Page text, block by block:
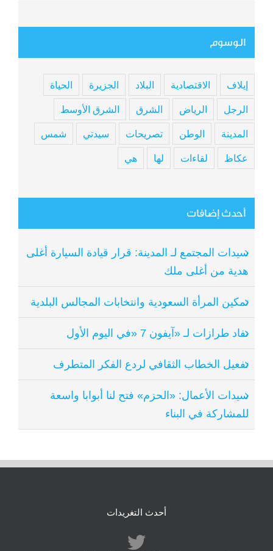
الوسوم
إيلاف الاقتصادية البلاد الجزيرة الحياة
الرجل الرياض الشرق الشرق الأوسط
المدينة الوطن تصريحات سيدتي شمس
عكاظ لقاءات لها هي
أحدث إضافات
سيدات المجتمع لـ المدينة: قرار قيادة السيارة أغلى
هدية من أغلى ملك
تمكين المرأة السعودية وانتخابات المجالس البلدية
نفاد طرازات لـ «آيفون 7 «في اليوم الأول
تفعيل الخطاب الثقافي لردع الفكر المتطرف
سيدات الأعمال: «الحزم» فتح لنا أبوابا واسعة
للمشاركة في البناء
أحدث التغريدات